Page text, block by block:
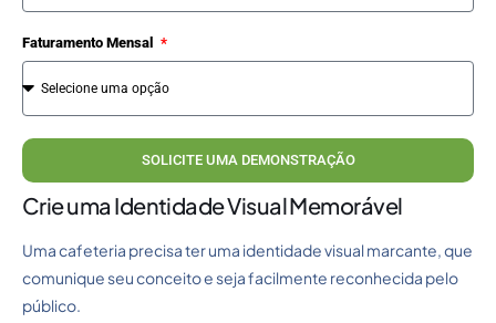
Faturamento Mensal
SOLICITE UMA DEMONSTRAÇÃO
Crie uma Identidade Visual Memorável
Uma cafeteria precisa ter uma identidade visual marcante, que
comunique seu conceito e seja facilmente reconhecida pelo
público.